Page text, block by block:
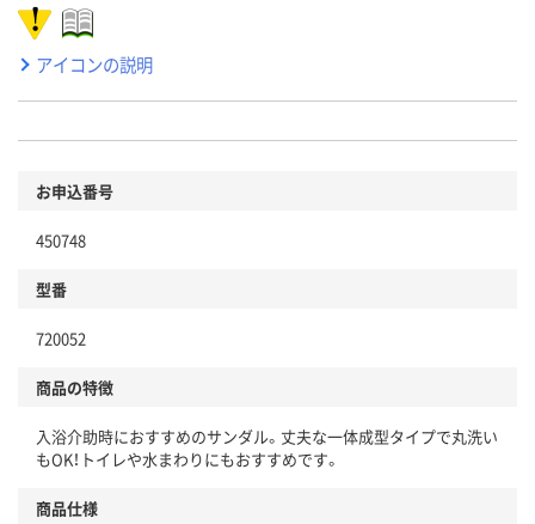
アイコンの説明
お申込番号
450748
型番
720052
商品の特徴
入浴介助時におすすめのサンダル。丈夫な一体成型タイプで丸洗い
もOK！トイレや水まわりにもおすすめです。
商品仕様